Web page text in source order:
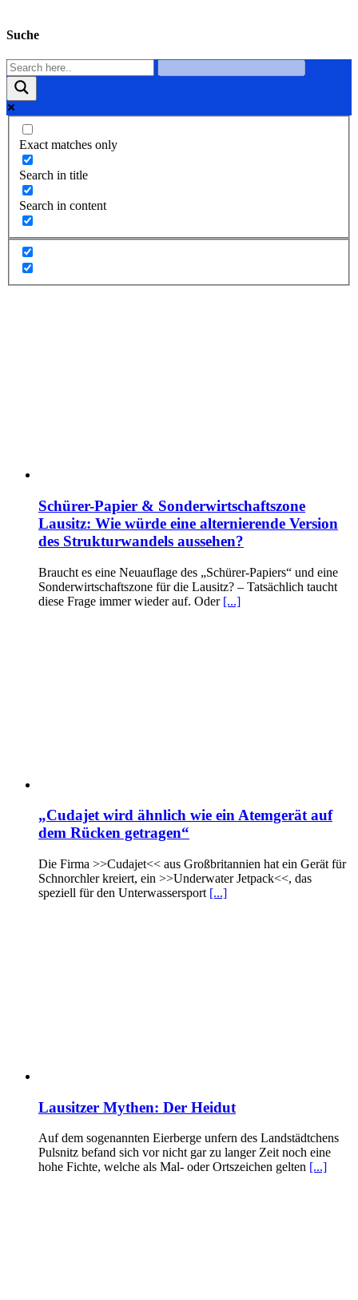
Suche
Exact matches only
Search in title
Search in content
Schürer-Papier & Sonderwirtschaftszone
Lausitz: Wie würde eine alternierende Version
des Strukturwandels aussehen?
Braucht es eine Neuauflage des „Schürer-Papiers“ und eine
Sonderwirtschaftszone für die Lausitz? – Tatsächlich taucht
diese Frage immer wieder auf. Oder [...]
„Cudajet wird ähnlich wie ein Atemgerät auf
dem Rücken getragen“
Die Firma >>Cudajet<< aus Großbritannien hat ein Gerät für
Schnorchler kreiert, ein >>Underwater Jetpack<<, das
speziell für den Unterwassersport [...]
Lausitzer Mythen: Der Heidut
Auf dem sogenannten Eierberge unfern des Landstädtchens
Pulsnitz befand sich vor nicht gar zu langer Zeit noch eine
hohe Fichte, welche als Mal- oder Ortszeichen gelten [...]